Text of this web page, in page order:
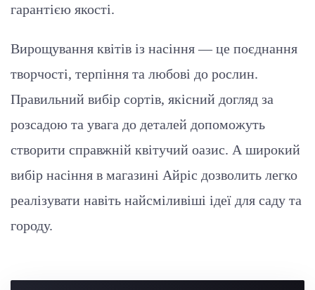
гарантією якості.
Вирощування квітів із насіння — це поєднання
творчості, терпіння та любові до рослин.
Правильний вибір сортів, якісний догляд за
розсадою та увага до деталей допоможуть
створити справжній квітучий оазис. А широкий
вибір насіння в магазині Айріс дозволить легко
реалізувати навіть найсміливіші ідеї для саду та
городу.